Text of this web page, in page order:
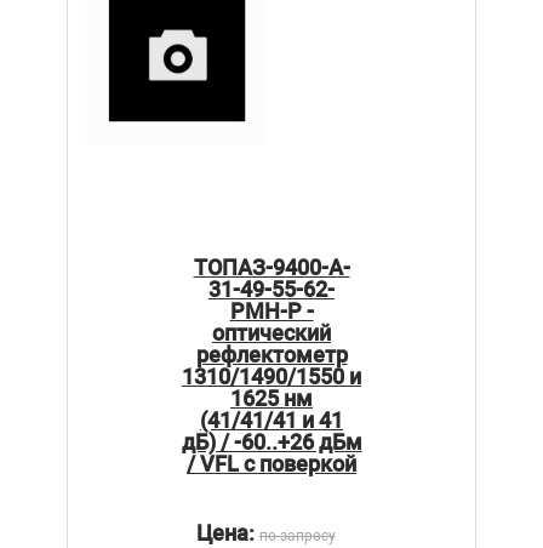
ТОПАЗ-9400-A-
31-49-55-62-
PMH-Р -
оптический
рефлектометр
1310/1490/1550 и
1625 нм
(41/41/41 и 41
дБ) / -60..+26 дБм
/ VFL с поверкой
Цена:по запросу